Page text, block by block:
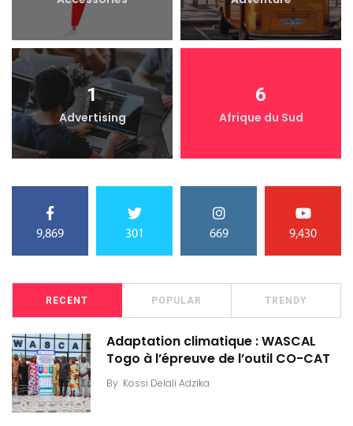
1
Advertising
6
Afrique du Sud
9,869 301 669 9,430
RECENT POPULAR TRENDY
Adaptation climatique : WASCAL
Togo à l’épreuve de l’outil CO-CAT
By Kossi Delali Adzika